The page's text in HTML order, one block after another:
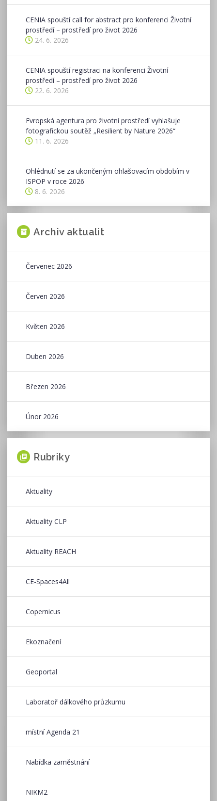
CENIA spouští call for abstract pro konferenci Životní
prostředí – prostředí pro život 2026
24. 6. 2026
CENIA spouští registraci na konferenci Životní
prostředí – prostředí pro život 2026
22. 6. 2026
Evropská agentura pro životní prostředí vyhlašuje
fotografickou soutěž „Resilient by Nature 2026“
11. 6. 2026
Ohlédnutí se za ukončeným ohlašovacím obdobím v
ISPOP v roce 2026
8. 6. 2026
Archiv aktualit
Červenec 2026
Červen 2026
Květen 2026
Duben 2026
Březen 2026
Únor 2026
Rubriky
Aktuality
Aktuality CLP
Aktuality REACH
CE-Spaces4All
Copernicus
Ekoznačení
Geoportal
Laboratoř dálkového průzkumu
místní Agenda 21
Nabídka zaměstnání
NIKM2